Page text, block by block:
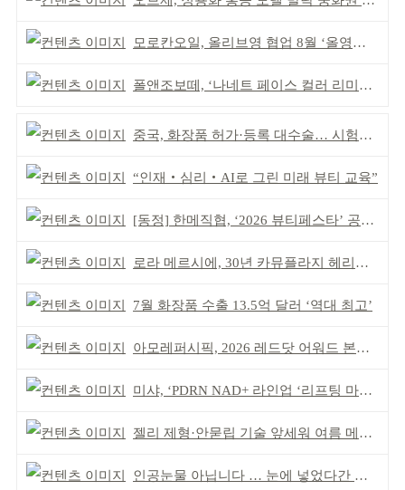
모로칸오일, 올리브영 협업 8월 ‘올영픽’ 선정
폴앤조보떼, ‘나네트 페이스 컬러 리미티드’ 출시
중국, 화장품 허가·등록 대수술… 시험자료 공용 허용
“인재‧심리‧AI로 그린 미래 뷰티 교육”
[동정] 한메직협, ‘2026 뷰티페스타’ 공동 주최
로라 메르시에, 30년 카뮤플라지 헤리티지 담아
7월 화장품 수출 13.5억 달러 ‘역대 최고’
아모레퍼시픽, 2026 레드닷 어워드 본상 2개 수상
미샤, ‘PDRN NAD+ 라인업 ‘리프팅 마스크’ 출시
젤리 제형·안묻립 기술 앞세워 여름 메이크업 시장 공략
인공눈물 아닙니다 … 눈에 넣었다간 각막 손상